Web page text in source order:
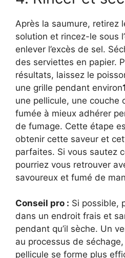
Après la saumure, retirez
solution et rincez-le sous
enlever l’excès de sel.
des serviettes en papier.
résultats, laissez le
une grille pendant environ
une pellicule, une couche
fumée à mieux adhérer
de fumage. Cette étape
obtenir cette saveur et
parfaites. Si vous sautez
pourriez vous retrouver
savoureux et fumé de
Conseil pro : Si possible,
dans un endroit frais et
pendant qu’il sèche. Un
au processus de
pellicule se forme plus